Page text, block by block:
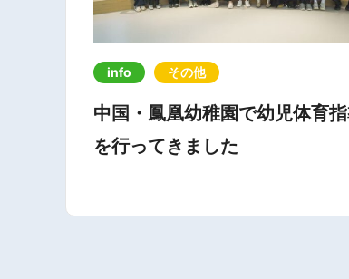
info その他
中国・鳳凰幼稚園で幼児体育
を行ってきました